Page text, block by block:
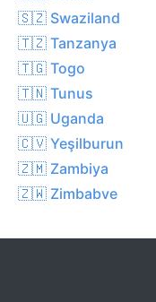
🇸🇿 Swaziland
🇹🇿 Tanzanya
🇹🇬 Togo
🇹🇳 Tunus
🇺🇬 Uganda
🇨🇻 Yeşilburun
🇿🇲 Zambiya
🇿🇼 Zimbabve